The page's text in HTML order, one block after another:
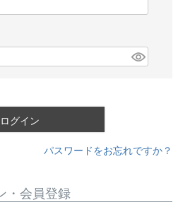
ログイン
パスワードをお忘れですか？
・会員登録